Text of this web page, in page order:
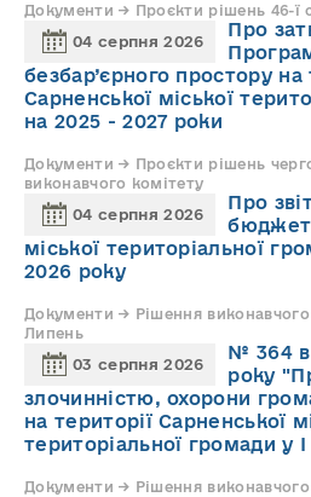
Документи → Проєкти рішень 46-ї
04 серпня 2026
Про
безбар’єрного простору на
Сарненської міської
на 2025 - 2027 роки
Документи → Проєкти рішень
виконавчого комітету
04 серпня 2026
Про
міської територіальної
2026 року
Документи → Рішення
Липень
03 серпня 2026
№ 364
року
злочинністю, охорони
на території Сарненської
територіальної громади у І
Документи → Рішення